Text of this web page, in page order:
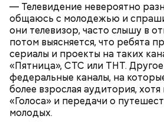
— Телевидение невероятно
общаюсь с молодежью и
они телевизор, часто слышу в
потом выясняется, что ребята
сериалы и проекты на таких
«Пятница», СТС или ТНТ.
федеральные каналы, на
более взрослая аудитория,
«Голоса» и передачи о
молодых.